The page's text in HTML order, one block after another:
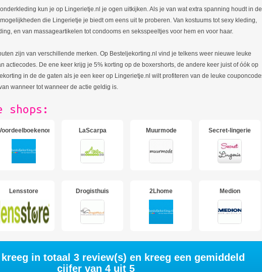
kun je op Lingerietje.nl je ogen uitkijken. Als je van wat extra spanning houdt in de
die Lingerietje je biedt om eens uit te proberen. Van kostuums tot sexy kleding,
en van massageartikelen tot condooms en seksspeeltjes voor hem en voor haar.
zijn van verschillende merken. Op Besteljekorting.nl vind je telkens weer nieuwe leuke
actiecodes. De ene keer krijg je 5% korting op de boxershorts, de andere keer juist of óók op
in de de gaten als je een keer op Lingerietje.nl wilt profiteren van de leuke
wanneer tot wanneer de actie geldig is.
shops:
LaScarpa Muurmode Secret-lingerie
Lensstore Drogisthuis 2Lhome Medion
in totaal 3 review(s) en kreeg een gemiddeld
cijfer van 4 uit 5